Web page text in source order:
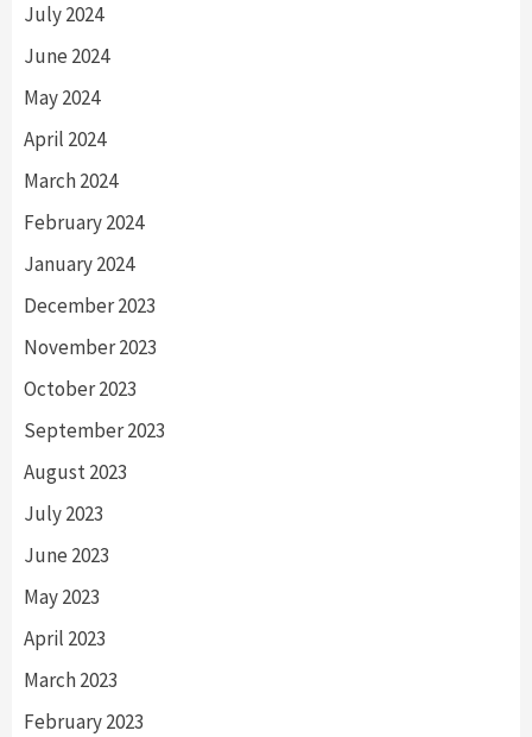
July 2024
June 2024
May 2024
April 2024
March 2024
February 2024
January 2024
December 2023
November 2023
October 2023
September 2023
August 2023
July 2023
June 2023
May 2023
April 2023
March 2023
February 2023